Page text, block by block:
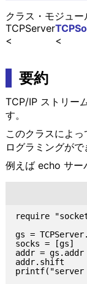
クラス・モジュ
TCPServer
要約
TCP/IP ストリー
す。
このクラスによ
ログラミングがで
例えば echo サー
require
gs =
socks = [gs]
addr = gs.addr
addr.shift